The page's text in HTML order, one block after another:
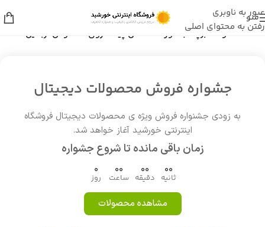
عبور به ناوبری
رفتن به محتوای اصلی
منو
خانه/ محصولات برچسب خورده “کفش پیاده روی مخصوص اربعین”
جشواره فروش محصولات دیجیتال
به زودی جشنواره فروش ویژه ی محصولات دیجیتال فروشگاه
اینترنتی خورشید آغاز خواهد شد.
زمان باقی مانده تا شروع جشواره
0
روز
00
ساعت
00
دقیقه
00
ثانیه
مشاهده محصولات